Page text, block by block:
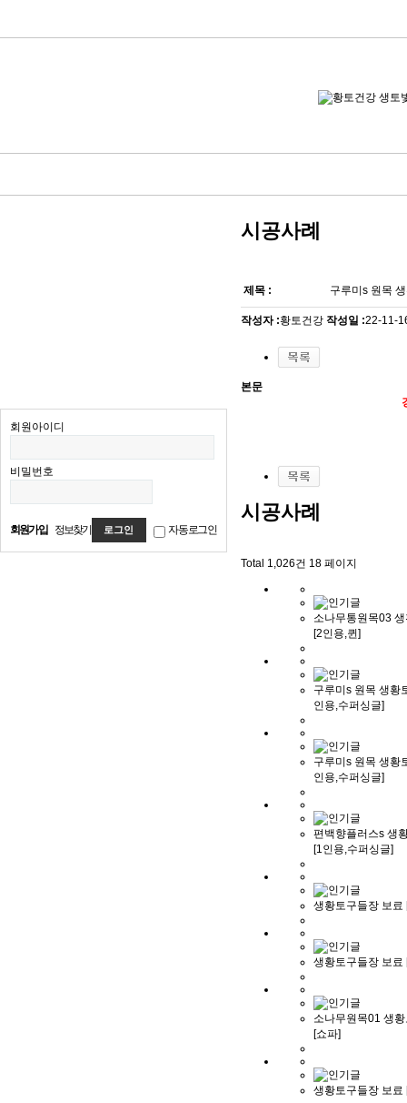
회원아이디
비밀번호
회원가입 정보찾기 자동로그인
시공사례
제목 : 구루미s 원목
작성자 :황토건강 작성일 :22-11-
본문
시공사례
Total 1,026건 18 페이지
소나무통원목03
[2인용,퀸]
구루미s 원목 생황
인용,수퍼싱글]
구루미s 원목 생황
인용,수퍼싱글]
편백향플러스s 생
[1인용,수퍼싱글]
생황토구들장 보료
생황토구들장 보료
소나무원목01 생
[쇼파]
생황토구들장 보료